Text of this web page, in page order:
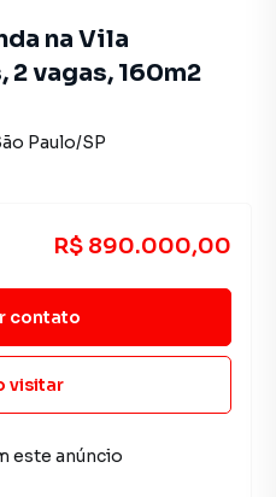
na Vila
2 vagas, 160m2
Paulo/SP
R$ 890.000,00
contato
visitar
este anúncio